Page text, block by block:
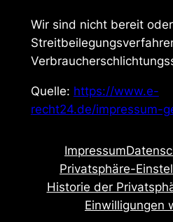
Wir sind nicht bereit
Quelle: https://www.e-
recht24.de/impressum-
Impressum
Privatsphäre-
Historie der
Einwilligungen